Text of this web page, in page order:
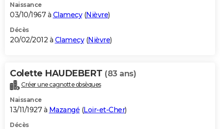
Naissance
03/10/1967 à Clamecy(Nièvre)
Décès
20/02/2012 à Clamecy(Nièvre)
Colette HAUDEBERT (83 ans)
Créer une cagnotte obsèques
Naissance
13/11/1927 à Mazangé (Loir-et-Cher)
Décès